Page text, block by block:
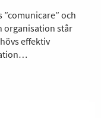
och
organisation står
effektiv